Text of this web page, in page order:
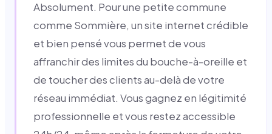
Absolument. Pour une petite commune
comme Sommière, un site internet crédible
et bien pensé vous permet de vous
affranchir des limites du bouche-à-oreille et
de toucher des clients au-delà de votre
réseau immédiat. Vous gagnez en légitimité
professionnelle et vous restez accessible